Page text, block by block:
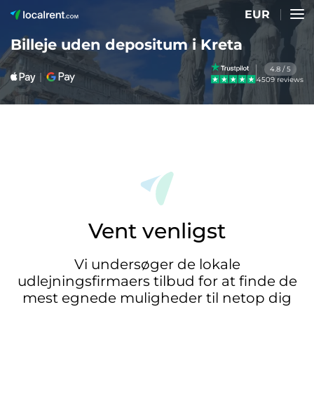
EUR
Billeje uden depositum i Kreta
4.8 / 5
4509 reviews
Vent venligst
Vi undersøger de lokale
udlejningsfirmaers tilbud for at finde de
mest egnede muligheder til netop dig